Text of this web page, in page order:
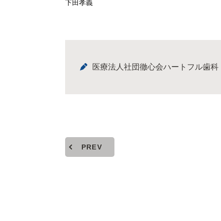
下田孝義
医療法人社団徹心会ハートフル歯科
PREV